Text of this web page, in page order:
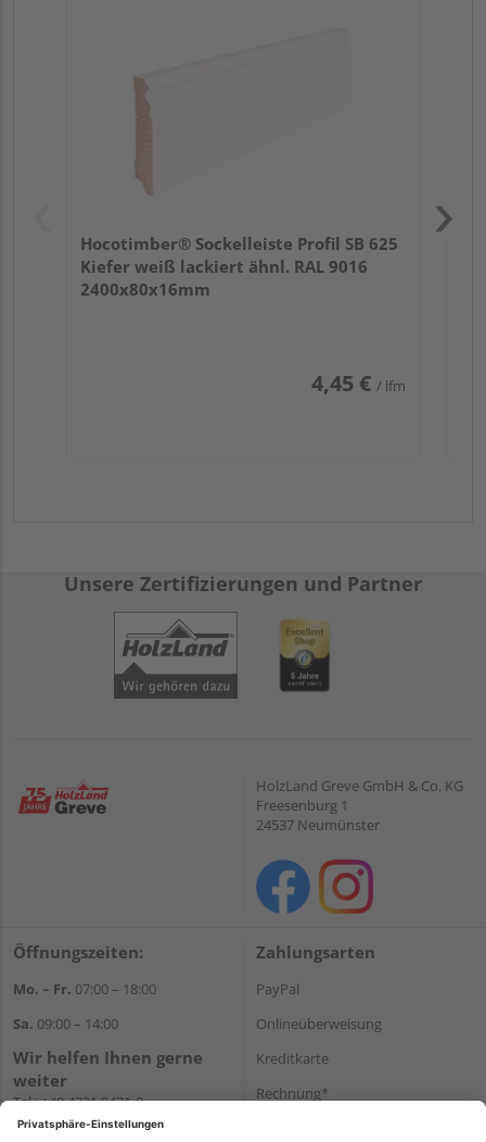
Hocotimber® Sockelleiste Profil SB 625
Kiefer weiß lackiert ähnl. RAL 9016
2400x80x16mm
4,45 € / lfm
Unsere Zertifizierungen und Partner
HolzLand Greve GmbH & Co. KG
Freesenburg 1
24537 Neumünster
Öffnungszeiten:
Mo. – Fr. 07:00 – 18:00
Sa. 09:00 – 14:00
Wir helfen Ihnen gerne
weiter
Tel.:+49 4321 9471-0
E-Mail:shop@holzland-greve.de
Zahlungsarten
PayPal
Onlineüberweisung
Kreditkarte
Rechnung*